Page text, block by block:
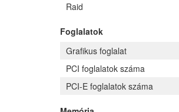
Raid
Foglalatok
Grafikus foglalat
PCI foglalatok száma
PCI-E foglalatok száma